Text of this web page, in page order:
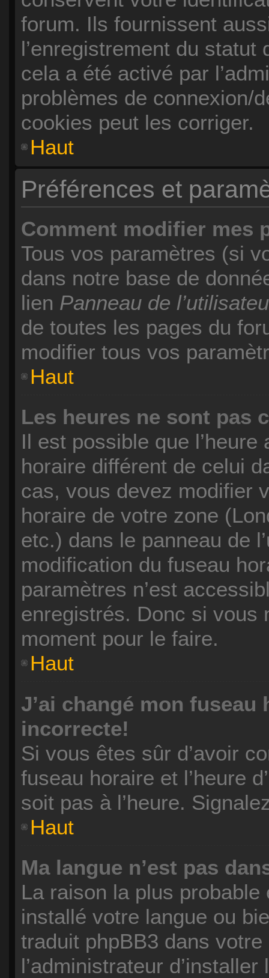
forum. Ils fournissent
l’enregistrement du
cela a été activé par
problèmes de connexion/
cookies peut les corriger.
Haut
Préférences et
Comment modifier mes
Tous vos paramètres (si
dans notre base de
lien Panneau de
de toutes les pages du
modifier tous vos
Haut
Les heures ne sont pas
Il est possible que
horaire différent de celui
cas, vous devez modifier
horaire de votre zone
etc.) dans le panneau de
modification du fuseau
paramètres n’est
enregistrés. Donc si vous
moment pour le faire.
Haut
J’ai changé mon fuseau
incorrecte!
Si vous êtes sûr d’avoir
fuseau horaire et l’heure
soit pas à l’heure.
Haut
Ma langue n’est pas
La raison la plus probable
installé votre langue ou
traduit phpBB3 dans
l’administrateur